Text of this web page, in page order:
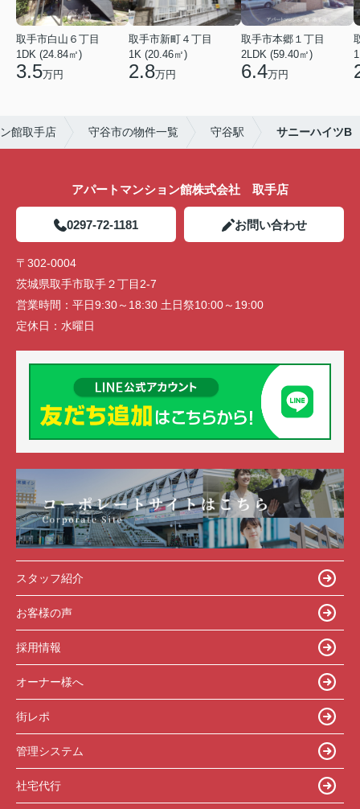
取手市白山６丁目
1DK (24.84㎡)
3.5万円
取手市新町４丁目
1K (20.46㎡)
2.8万円
取手市本郷１丁目
2LDK (59.40㎡)
6.4万円
館取手店 守谷市の物件一覧 守谷駅 サニーハイツB
アパートマンション館株式会社 取手店
0297-72-1181 お問い合わせ
〒302-0004
茨城県取手市取手２丁目2-7
営業時間： 平日9:30～18:30 土日祭10:00～19:00
定休日： 水曜日
スタッフ紹介
お客様の声
採用情報
オーナー様へ
街レポ
管理システム
社宅代行